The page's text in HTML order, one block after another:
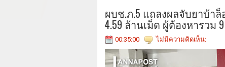
ผบช.ภ.5 แถลงผลจับยาบ้า
4.59 ล้านเม็ด ผู้ต้องหารวม
00:35:00 ไม่มีความคิดเห็น: